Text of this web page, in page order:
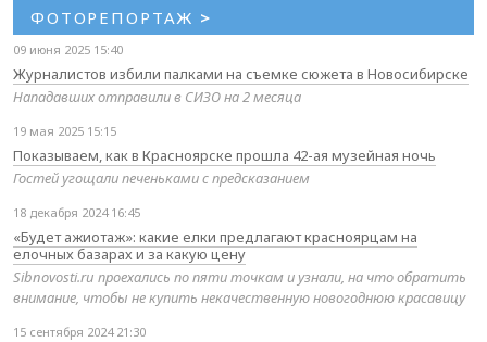
ФОТОРЕПОРТАЖ >
09 июня 2025 15:40
Журналистов избили палками на съемке сюжета в Новосибирске
Нападавших отправили в СИЗО на 2 месяца
19 мая 2025 15:15
Показываем, как в Красноярске прошла 42-ая музейная ночь
Гостей угощали печеньками с предсказанием
18 декабря 2024 16:45
«Будет ажиотаж»: какие елки предлагают красноярцам на
елочных базарах и за какую цену
Sibnovosti.ru проехались по пяти точкам и узнали, на что обратить
внимание, чтобы не купить некачественную новогоднюю красавицу
15 сентября 2024 21:30